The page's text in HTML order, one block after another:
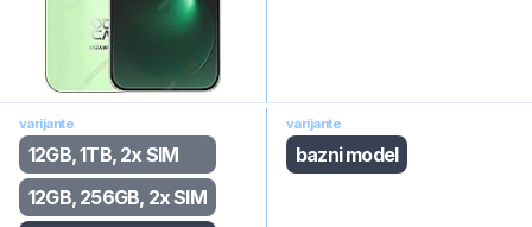
varijante
12GB, 1TB, 2x SIM
12GB, 256GB, 2x SIM
varijante
bazni model